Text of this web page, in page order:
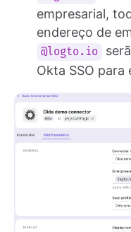
empresarial,
endereço de
@logto.io
Okta SSO